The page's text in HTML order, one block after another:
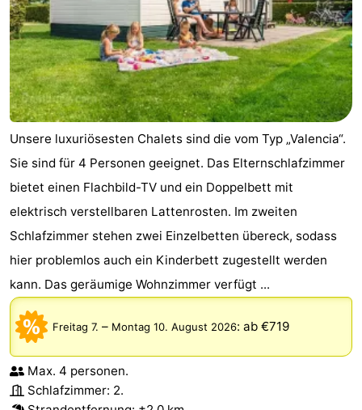
Unsere luxuriösesten Chalets sind die vom Typ „Valencia“.
Sie sind für 4 Personen geeignet. Das Elternschlafzimmer
bietet einen Flachbild-TV und ein Doppelbett mit
elektrisch verstellbaren Lattenrosten. Im zweiten
Schlafzimmer stehen zwei Einzelbetten übereck, sodass
hier problemlos auch ein Kinderbett zugestellt werden
kann. Das geräumige Wohnzimmer verfügt ...
Freitag 7. – Montag 10. August 2026: ab €719
Max. 4 personen.
Schlafzimmer: 2.